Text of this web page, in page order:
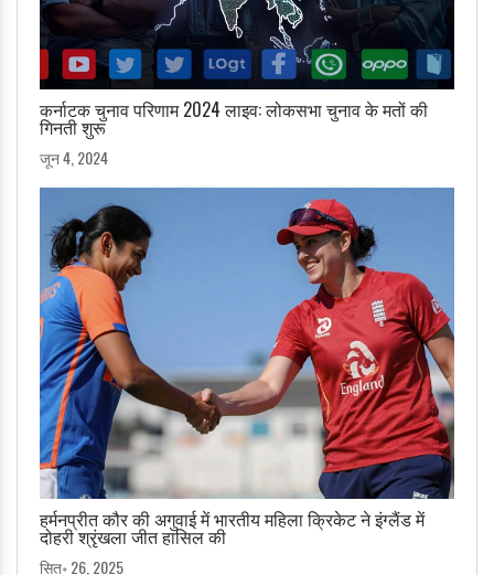
कर्नाटक चुनाव परिणाम 2024 लाइव: लोकसभा चुनाव के मतों की
गिनती शुरू
जून 4, 2024
हर्मनप्रीत कौर की अगुवाई में भारतीय महिला क्रिकेट ने इंग्लैंड में
दोहरी श्रृंखला जीत हासिल की
सित॰ 26, 2025